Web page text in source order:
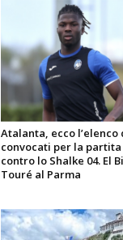
Atalanta, ecco l’elenco
convocati per la partita
contro lo Shalke 04. El
Touré al Parma